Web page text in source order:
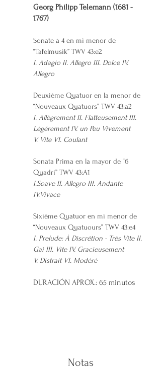
Georg Philipp Telemann (1681 -
1767)
Sonate à 4 en mi menor de
“Tafelmusik” TWV 43:e2
I. Adagio II. Allegro III. Dolce IV.
Allegro
Deuxième Quatuor en la menor de
“Nouveaux Quatuors” TWV 43:a2
I. Allègrement II. Flatteusement III.
Légérement IV. un Peu Vivement
V. Vite VI. Coulant
Sonata Prima en la mayor de “6
Quadri” TWV 43:A1
I.Soave II. Allegro III. Andante
IV.Vivace
Sixième Quatuor en mi menor de
“Nouveaux Quatuours” TWV 43:e4
I. Prelude: À Discrétion - Très Vite II.
Gai III. Vite IV. Gracieusement
V. Distrait VI. Modéré
DURACIÓN APROX.: 65 minutos
Notas